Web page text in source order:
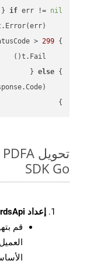
if err != nil
}
> 299
}
else
}
SDK Go
إعداد WordsApi وCellsApi
قم